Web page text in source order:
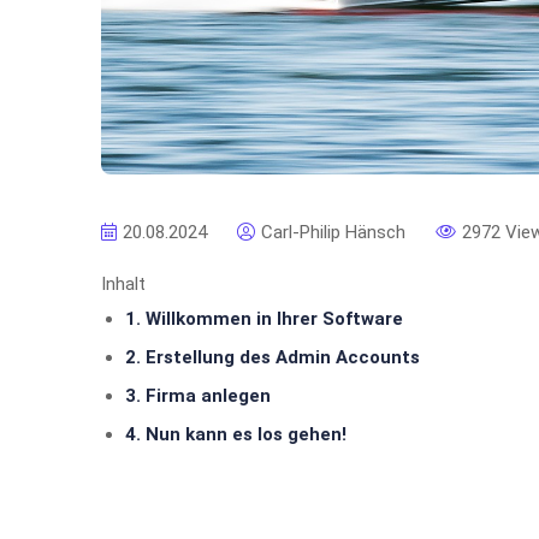
20.08.2024 Carl-Philip Hänsch 2972
Inhalt
1. Willkommen in Ihrer Software
2. Erstellung des Admin Accounts
3. Firma anlegen
4. Nun kann es los gehen!